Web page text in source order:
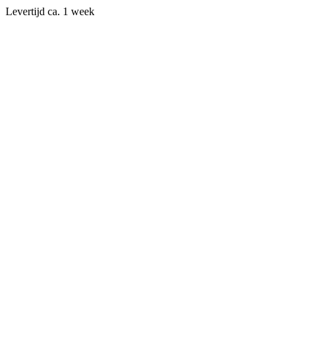
Levertijd ca. 1 week